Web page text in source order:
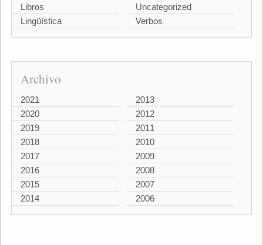
Libros
Lingüística
Uncategorized
Verbos
Archivo
2021
2020
2019
2018
2017
2016
2015
2014
2013
2012
2011
2010
2009
2008
2007
2006